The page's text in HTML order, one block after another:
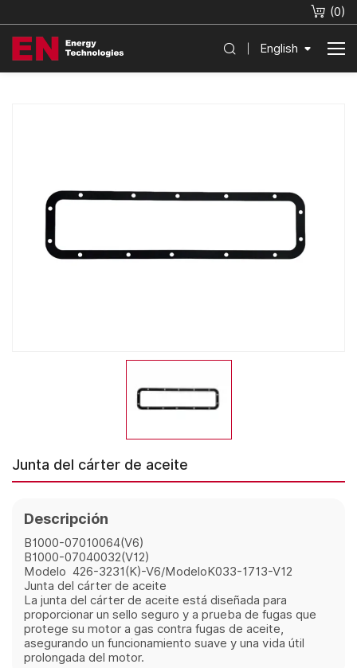
(0)
English
Junta del cárter de aceite
Descripción
B1000-07010064(V6)
B1000-07040032(V12)
Modelo 426-3231(K)-V6/ModeloK033-1713-V12
Junta del cárter de aceite
La junta del cárter de aceite está diseñada para
proporcionar un sello seguro y a prueba de fugas que
protege su motor a gas contra fugas de aceite,
asegurando un funcionamiento suave y una vida útil
prolongada del motor.